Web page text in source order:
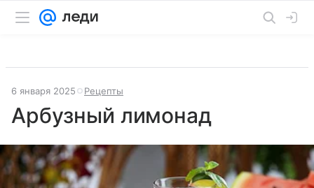
6 января 2025 Рецепты
Арбузный лимонад